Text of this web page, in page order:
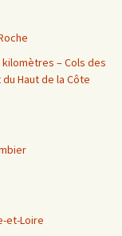
– Cols des
Haut de la Côte
et-Loire